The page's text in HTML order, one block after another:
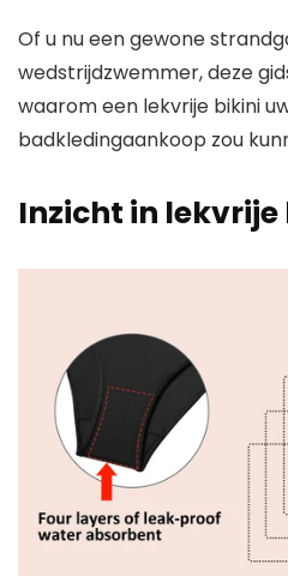
Of u nu een gewone
wedstrijdzwemmer, deze
waarom een ​​lekvrije bikini
badkledingaankoop zou
Inzicht in lekvrije